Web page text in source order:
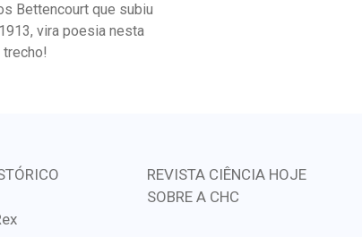
Bettencourt que subiu
vira poesia nesta
REVISTA CIÊNCIA HOJE
SOBRE A CHC